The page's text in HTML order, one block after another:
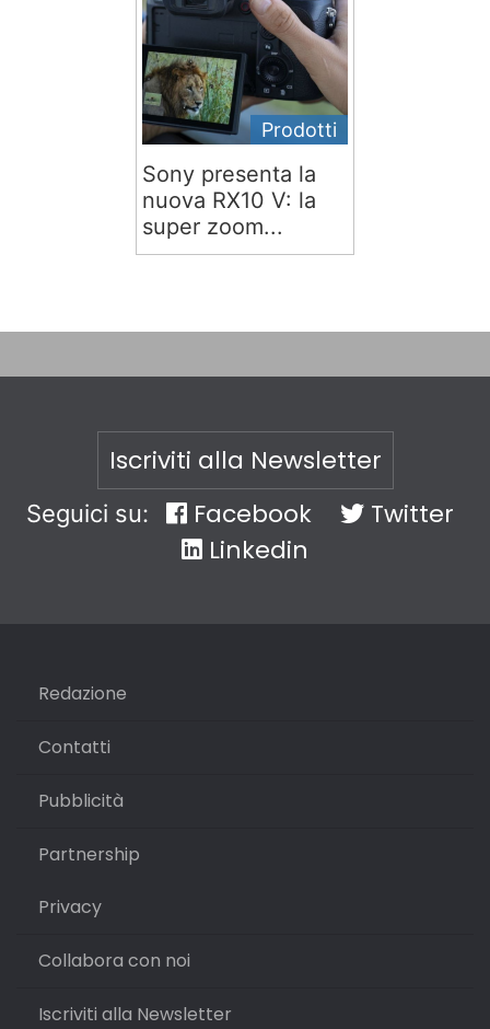
Prodotti
Sony presenta la
nuova RX10 V: la
super zoom...
Iscriviti alla Newsletter
Seguici su: Facebook
Twitter
Linkedin
Redazione
Contatti
Pubblicità
Partnership
Privacy
Collabora con noi
Iscriviti alla Newsletter